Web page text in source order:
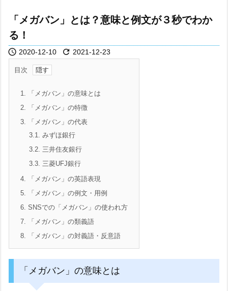
「メガバン」とは？意味と例文が３秒でわか
る！
 2020-12-10  2021-12-23
目次
1. 「メガバン」の意味とは
2. 「メガバン」の特徴
3. 「メガバン」の代表
3.1. みずほ銀行
3.2. 三井住友銀行
3.3. 三菱UFJ銀行
4. 「メガバン」の英語表現
5. 「メガバン」の例文・用例
6. SNSでの「メガバン」の使われ方
7. 「メガバン」の類義語
8. 「メガバン」の対義語・反意語
「メガバン」の意味とは